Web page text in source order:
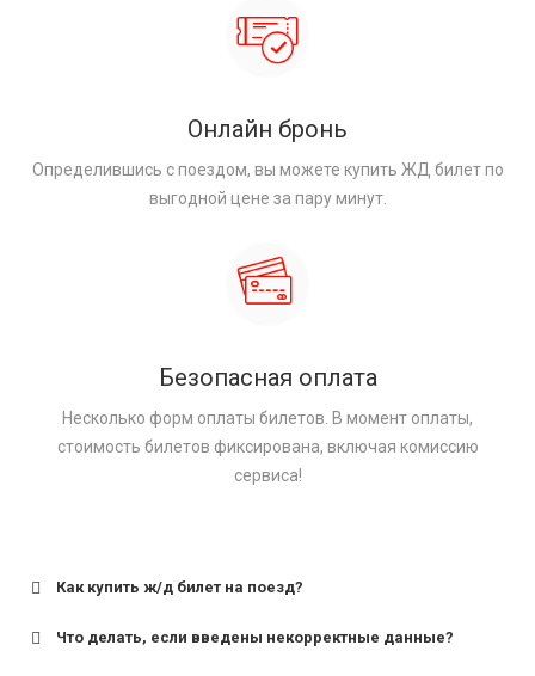
Онлайн бронь
Определившись с поездом, вы можете купить ЖД билет по
выгодной цене за пару минут.
Безопасная оплата
Несколько форм оплаты билетов. В момент оплаты,
стоимость билетов фиксирована, включая комиссию
сервиса!
Как купить ж/д билет на поезд?
Что делать, если введены некорректные данные?